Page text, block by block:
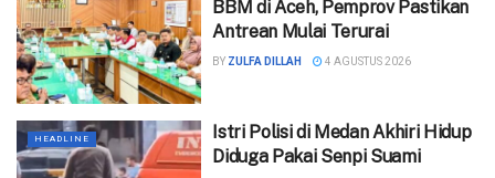
BBM di Aceh, Pemprov Pastikan
Antrean Mulai Terurai
BY ZULFA DILLAH 4 AGUSTUS 2026
HEADLINE
‎Istri Polisi di Medan Akhiri Hidup
Diduga Pakai Senpi Suami